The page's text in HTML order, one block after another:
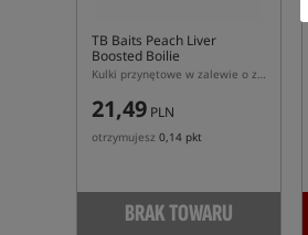
TB Baits Peach Liver
Boosted Boilie
Kulki przynętowe w zalewie o zapachu brzoskwini i wątroby
21,49 PLN
otrzymujesz 0,14 pkt
BRAK TOWARU